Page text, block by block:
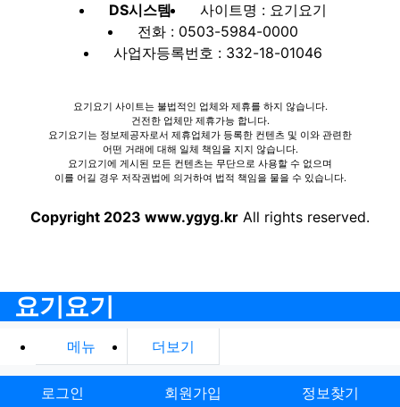
DS시스템
사이트명 : 요기요기
전화 : 0503-5984-0000
사업자등록번호 : 332-18-01046
요기요기 사이트는 불법적인 업체와 제휴를 하지 않습니다.
건전한 업체만 제휴가능 합니다.
요기요기는 정보제공자로서 제휴업체가 등록한 컨텐츠 및 이와 관련한
어떤 거래에 대해 일체 책임을 지지 않습니다.
요기요기에 게시된 모든 컨텐츠는 무단으로 사용할 수 없으며
이를 어길 경우 저작권법에 의거하여 법적 책임을 물을 수 있습니다.
Copyright 2023 www.ygyg.kr All rights reserved.
요기요기
메뉴 더보기
로그인 회원가입 정보찾기